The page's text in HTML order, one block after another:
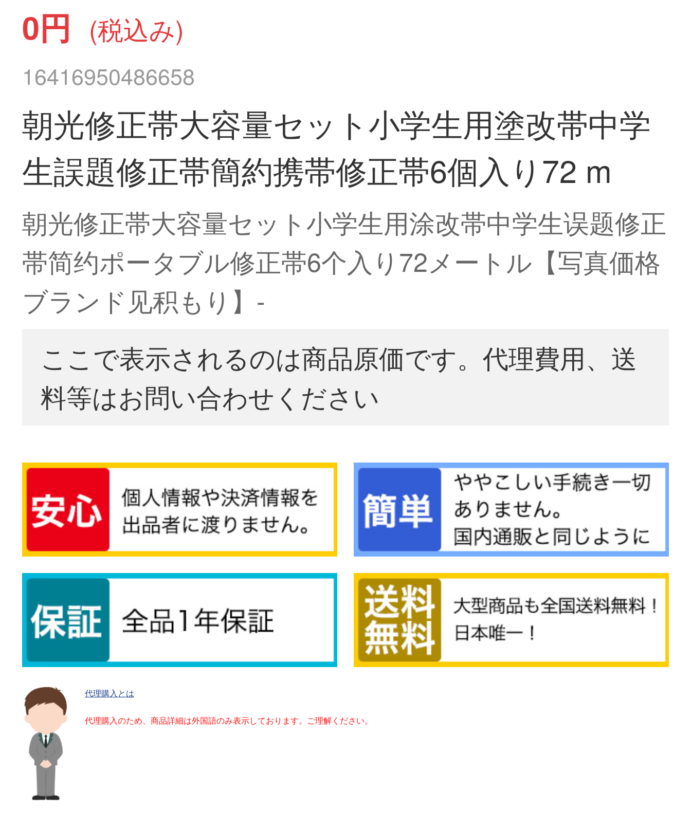
0円 (税込み)
16416950486658
朝光修正帯大容量セット小学生用塗改帯中学
生誤題修正帯簡約携帯修正帯6個入り72 m
朝光修正帯大容量セット小学生用涂改帯中学生误题修正
帯简约ポータブル修正帯6个入り72メートル【写真価格
ブランド见积もり】-
ここで表示されるのは商品原価です。代理費用、送
料等はお問い合わせください
代理購入とは
代理購入のため、商品詳細は外国語のみ表示しております。ご理解ください。